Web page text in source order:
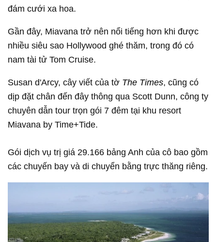
đám cưới xa hoa.
Gần đây, Miavana trở nên nổi tiếng hơn khi được
nhiều siêu sao Hollywood ghé thăm, trong đó có
nam tài tử Tom Cruise.
Susan d'Arcy, cây viết của tờ The Times, cũng có
dịp đặt chân đến đây thông qua Scott Dunn, công ty
chuyên dẫn tour trọn gói 7 đêm tại khu resort
Miavana by Time+Tide.
Gói dịch vụ trị giá 29.166 bảng Anh của cô bao gồm
các chuyến bay và di chuyển bằng trực thăng riêng.